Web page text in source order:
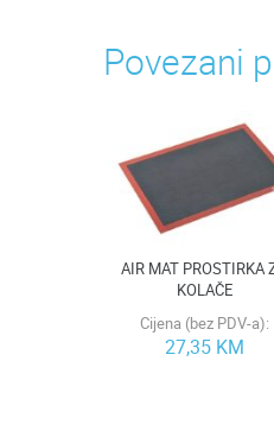
Povezani
AIR MAT PROSTIRKA
KOLAČE
Cijena (bez PDV-a):
27,35 KM